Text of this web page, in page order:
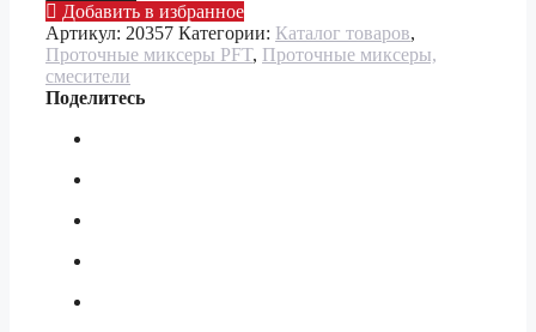
Добавить в избранное
Артикул: 20357 Категории: Каталог товаров,
Проточные миксеры PFT, Проточные миксеры,
смесители
Поделитесь